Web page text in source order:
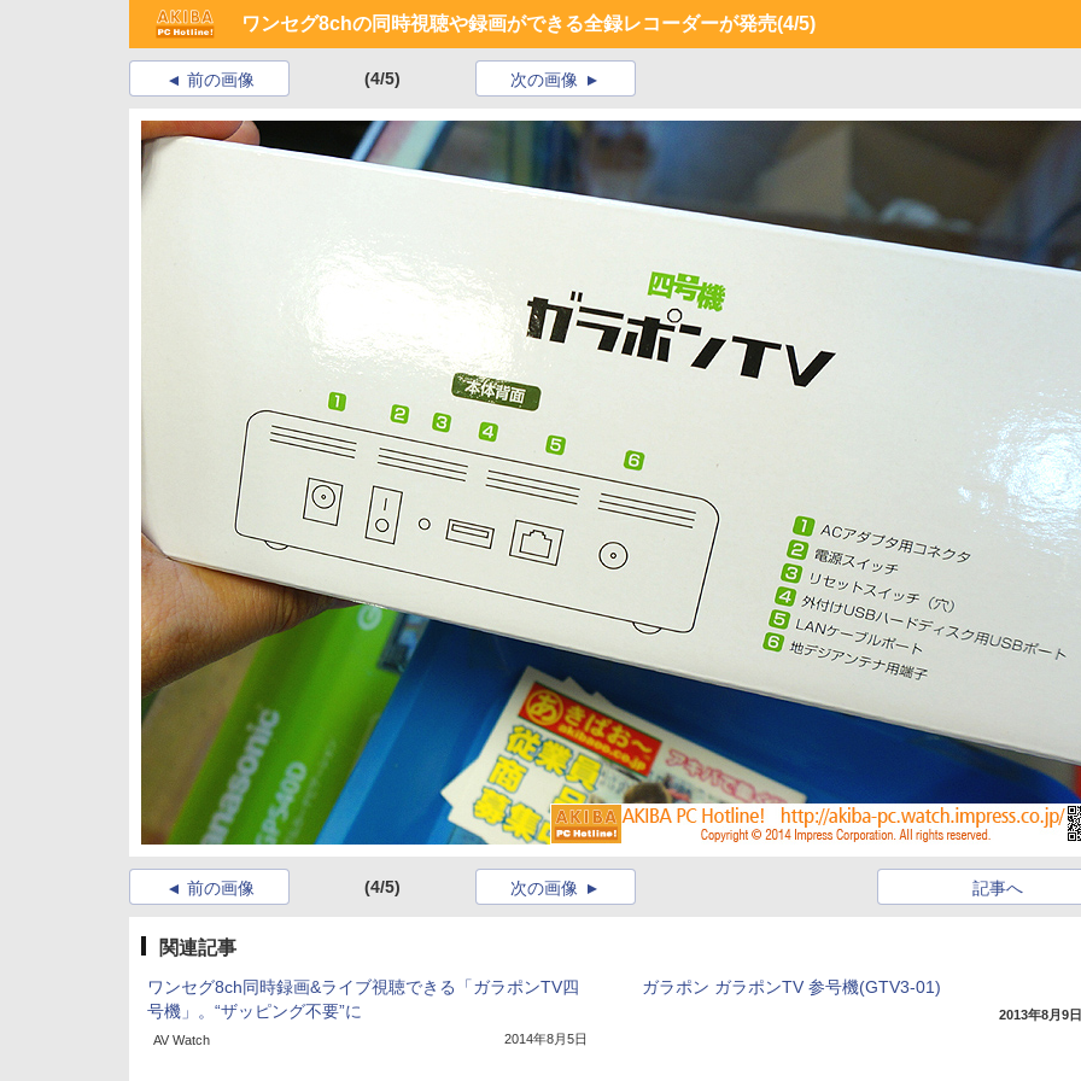
ワンセグ8chの同時視聴や録画ができる全録レコーダーが発売(4/5)
前の画像 (4/5) 次の画像
前の画像 (4/5) 記事へ
次の画像
関連記事
ワンセグ8ch同時録画&ライブ視聴できる「ガラポンTV四
号機」。“ザッピング不要”に
AV Watch 2014年8月5日
ガラポン ガラポンTV 参号機(GTV3-01)
2013年8月9日